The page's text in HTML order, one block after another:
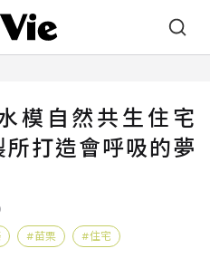
模自然共生住宅
所打造會呼吸的夢
苗栗 住宅